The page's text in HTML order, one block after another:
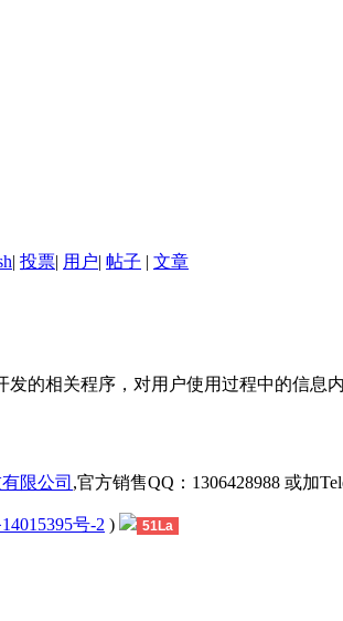
| 投票| 用户| 帖子 | 文章
的相关程序，对用户使用过程中的信息
限公司 ,官方销售QQ：1306428988 或加
号-2 ) 51La